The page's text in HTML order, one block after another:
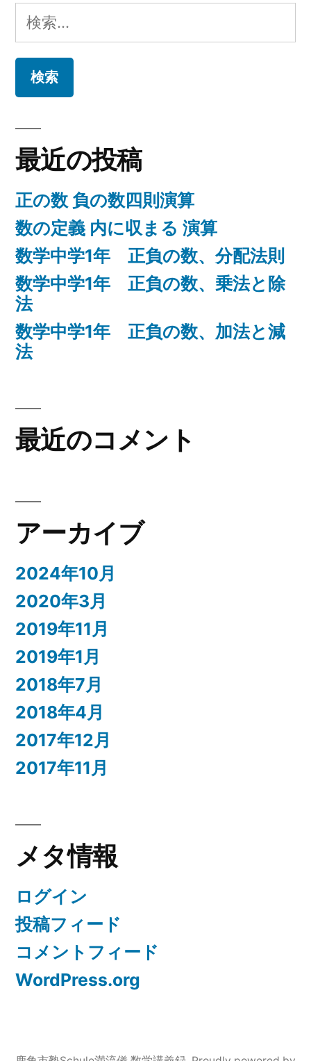
検
索:
最近の投稿
正の数 負の数四則演算
数の定義 内に収まる 演算
数学中学1年 正負の数、分配法則
数学中学1年 正負の数、乗法と除
法
数学中学1年 正負の数、加法と減
法
最近のコメント
アーカイブ
2024年10月
2020年3月
2019年11月
2019年1月
2018年7月
2018年4月
2017年12月
2017年11月
メタ情報
ログイン
投稿フィード
コメントフィード
WordPress.org